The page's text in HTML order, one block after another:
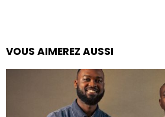
VOUS AIMEREZ AUSSI